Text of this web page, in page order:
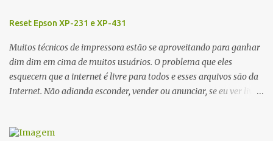
i
Reset Epson XP-231 e XP-431
Muitos técnicos de impressora estão se aproveitando para ganhar
dim dim em cima de muitos usuários. O problema que eles
esquecem que a internet é livre para todos e esses arquivos são da
Internet. Não adianda esconder, vender ou anunciar, se eu ver livre
para as almofadas que vem dentro da impressora, que com um